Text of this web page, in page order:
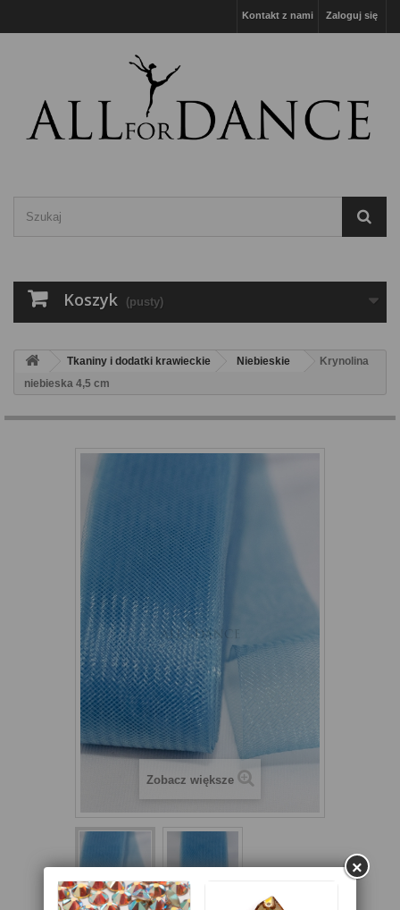
Zaloguj się
Kontakt z nami
Koszyk (pusty)
Tkaniny i dodatki krawieckie Niebieskie
Krynolina
niebieska 4,5 cm
Zobacz większe
×